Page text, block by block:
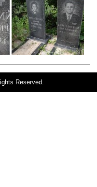
Reserved.